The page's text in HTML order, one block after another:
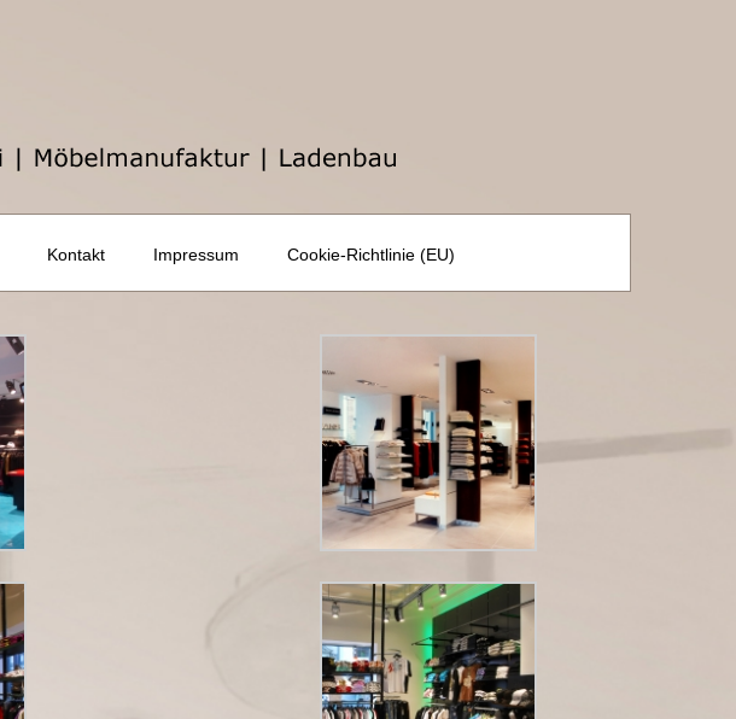
Kontakt Impressum Cookie-Richtlinie (EU)